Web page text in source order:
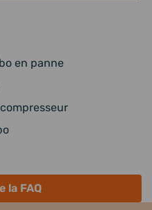
en panne
la FAQ